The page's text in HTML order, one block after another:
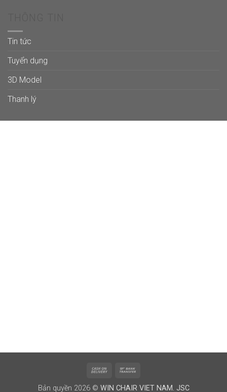
Tin tức
Tuyển dụng
3D Model
Thanh lý
Cash
Bản quyền 2026 © WIN CHAIR VIET NAM. JSC